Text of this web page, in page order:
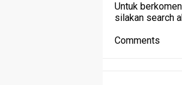
Untuk
silakan search
Comments